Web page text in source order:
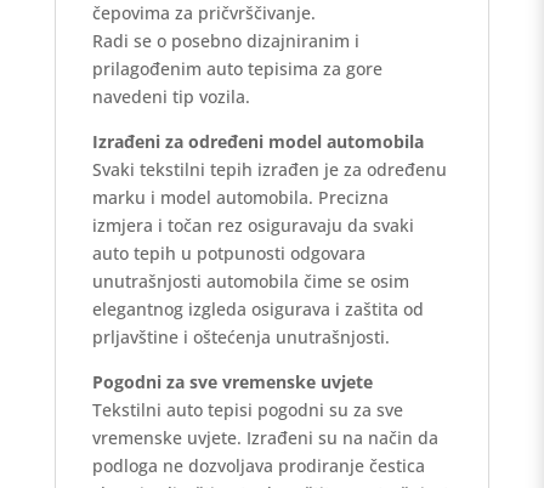
čepovima za pričvrščivanje.
Radi se o posebno dizajniranim i
prilagođenim auto tepisima za gore
navedeni tip vozila.
Izrađeni za određeni model automobila
Svaki tekstilni tepih izrađen je za određenu
marku i model automobila. Precizna
izmjera i točan rez osiguravaju da svaki
auto tepih u potpunosti odgovara
unutrašnjosti automobila čime se osim
elegantnog izgleda osigurava i zaštita od
prljavštine i oštećenja unutrašnjosti.
Pogodni za sve vremenske uvjete
Tekstilni auto tepisi pogodni su za sve
vremenske uvjete. Izrađeni su na način da
podloga ne dozvoljava prodiranje čestica